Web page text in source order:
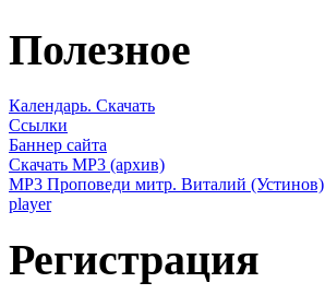
Полезное
Календарь. Скачать
Ссылки
Баннер сайта
Скачать MP3 (архив)
MP3 Проповеди митр. Виталий (Устинов)
player
Регистрация